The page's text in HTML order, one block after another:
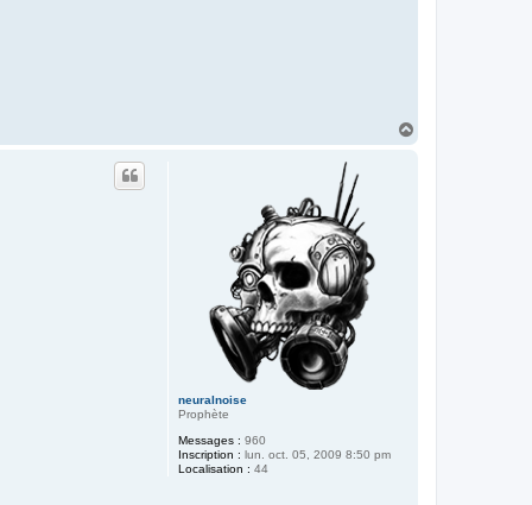
neuralnoise
Prophète
Messages : 960
Inscription : lun. oct. 05, 2009 8:50 pm
Localisation : 44